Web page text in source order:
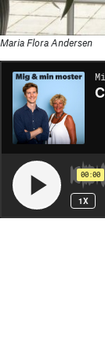
Maria Flora Andersen